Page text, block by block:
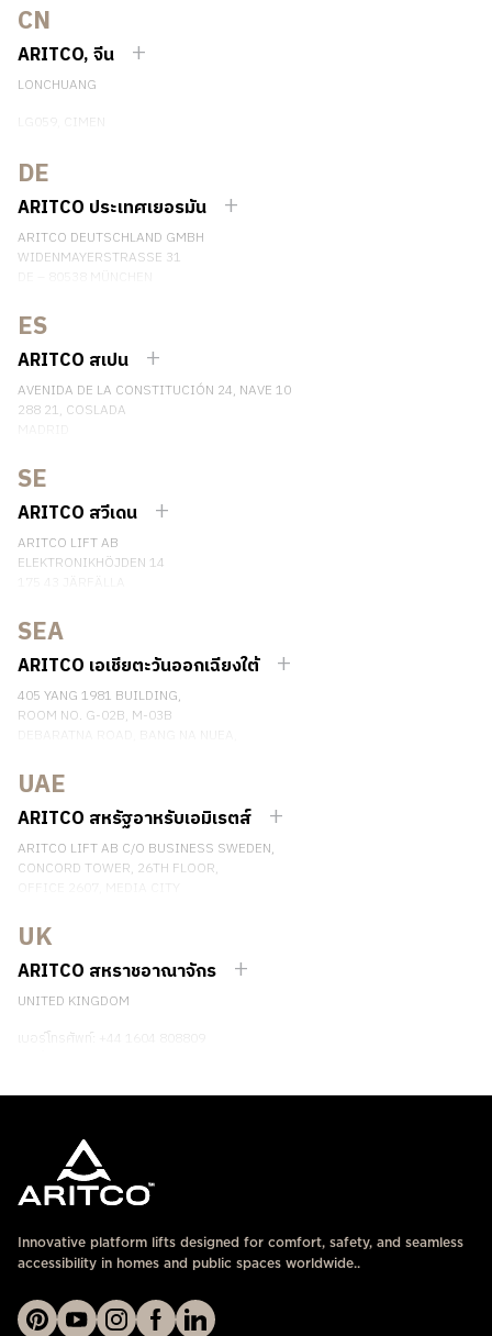
CN
ARITCO, จีน
LONCHUANG
LG059, CIMEN
SHANGHAI, CHINA
EMAIL:INFO.CHINA@ARITCO.COM
เบอร์โทรศัพท์: +86 400 6233 121
ติดต่อเรา
DE
ARITCO ประเทศเยอรมัน
ARITCO DEUTSCHLAND GMBH
WIDENMAYERSTRASSE 31
เบอร์โทรศัพท์: +49 7123 9597272
ติดต่อเรา
ES
ARITCO สเปน
AVENIDA DE LA CONSTITUCIÓN 24, NAVE 10
288 21, COSLADA
MADRID
เบอร์โทรศัพท์: (+34) 918 622 552
ติดต่อเรา
SE
ARITCO สวีเดน
ARITCO LIFT AB
ELEKTRONIKHÖJDEN 14
เบอร์โทรศัพท์: +46 8 120 401 00
ติดต่อเรา
SEA
ARITCO เอเชียตะวันออกเฉียงใต้
405 YANG 1981 BUILDING,
ROOM NO. G-02B, M-03B
เบอร์โทรศัพท์: +66 863174017
ติดต่อเรา
UAE
ARITCO สหรัฐอาหรับเอมิเรตส์
ARITCO LIFT AB C/O BUSINESS SWEDEN,
CONCORD TOWER, 26TH FLOOR,
OFFICE 2607, MEDIA CITY
ติดต่อเรา
UK
ARITCO สหราชอาณาจักร
UNITED KINGDOM
เบอร์โทรศัพท์: +44 1604 808809
Innovative platform lifts designed for comfort, safety, and seamless
accessibility in homes and public spaces worldwide..